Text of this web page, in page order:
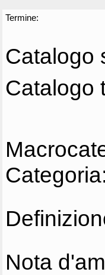
Termine:
Catalogo
Catalogo
Categoria:
Nota